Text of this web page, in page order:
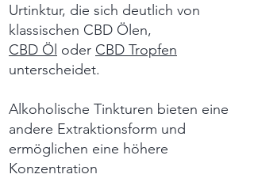
Urtinktur, die sich deutlich von
klassischen CBD Ölen,
CBD Öl oder CBD Tropfen
unterscheidet.
Alkoholische Tinkturen bieten eine
andere Extraktionsform und
ermöglichen eine höhere
Konzentration